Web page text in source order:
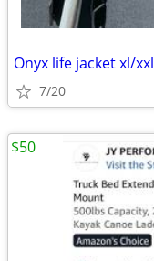
Onyx life jacket xl/xxl
7/20
$50